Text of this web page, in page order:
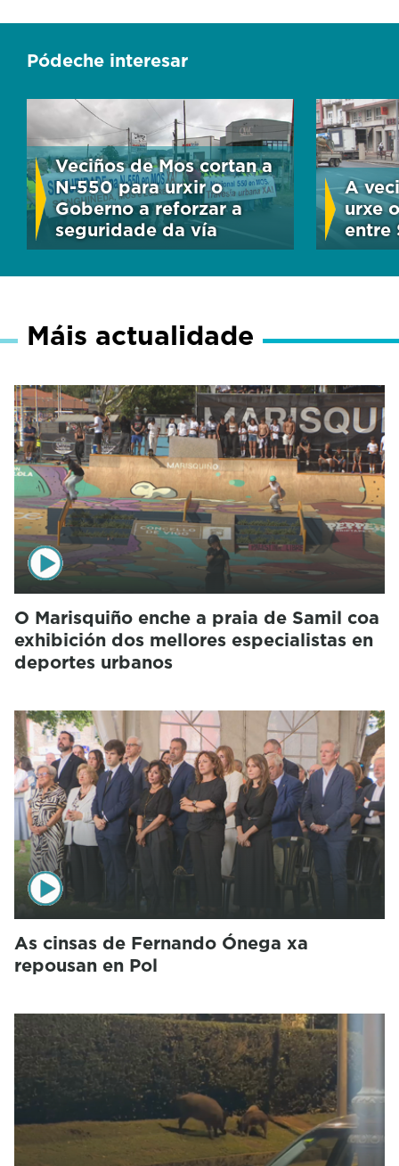
Pódeche interesar
Veciños de Mos cortan a
N-550 para urxir o
Goberno a reforzar a
seguridade da vía
A
urxe
entre
Máis actualidade
O Marisquiño enche a praia de Samil coa
exhibición dos mellores especialistas en
deportes urbanos
As cinsas de Fernando Ónega xa
repousan en Pol